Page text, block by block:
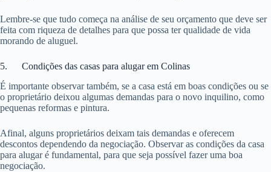
Lembre-se que tudo começa na análise de seu orçamento que deve ser
feita com riqueza de detalhes para que possa ter qualidade de vida
morando de aluguel.
5. Condições das casas para alugar em Colinas
É importante observar também, se a casa está em boas condições ou se
o proprietário deixou algumas demandas para o novo inquilino, como
pequenas reformas e pintura.
Afinal, alguns proprietários deixam tais demandas e oferecem
descontos dependendo da negociação. Observar as condições da casa
para alugar é fundamental, para que seja possível fazer uma boa
negociação.